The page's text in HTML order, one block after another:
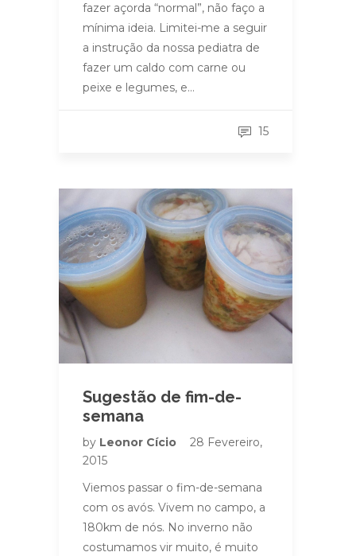
fazer açorda “normal”, não faço a
mínima ideia. Limitei-me a seguir
a instrução da nossa pediatra de
fazer um caldo com carne ou
peixe e legumes, e…
15
Sugestão de fim-de-
semana
by Leonor Cício
28 Fevereiro,
2015
Viemos passar o fim-de-semana
com os avós. Vivem no campo, a
180km de nós. No inverno não
costumamos vir muito, é muito